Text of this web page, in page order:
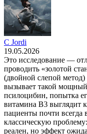
C Jordi
19.05.2026
Это исследование —
проводить «золотой
(двойной слепой
вызывает такой
псилоцибин, попытка
витамина B3 выглядит
пациенты почти
классическую
реален, но эффект